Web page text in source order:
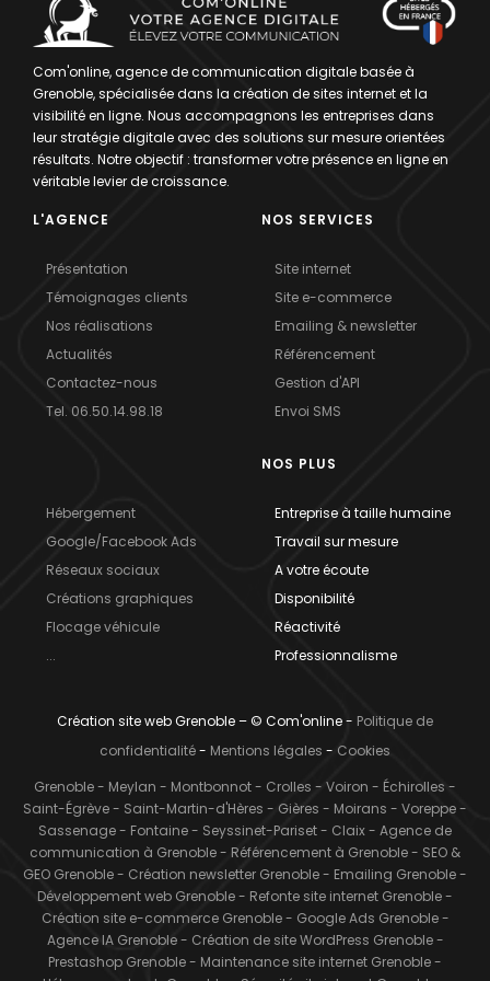
Com'online, agence de communication digitale basée à
Grenoble, spécialisée dans la création de sites internet et la
visibilité en ligne. Nous accompagnons les entreprises dans
leur stratégie digitale avec des solutions sur mesure orientées
résultats. Notre objectif : transformer votre présence en ligne en
véritable levier de croissance.
L'AGENCE
Présentation
Témoignages clients
Nos réalisations
Actualités
Contactez-nous
Tel. 06.50.14.98.18
NOS SERVICES
Site internet
Site e-commerce
Emailing & newsletter
Référencement
Gestion d'API
Envoi SMS
Hébergement
Google/Facebook Ads
Réseaux sociaux
Créations graphiques
Flocage véhicule
...
NOS PLUS
Entreprise à taille humaine
Travail sur mesure
A votre écoute
Disponibilité
Réactivité
Professionnalisme
Création site web Grenoble – © Com'online - Politique de
confidentialité- Mentions légales - Cookies
Grenoble- Meylan - Montbonnot- Crolles - Voiron - Échirolles -
Saint-Égrève- Saint-Martin-d'Hères - Gières - Moirans - Voreppe-
Sassenage- Fontaine- Seyssinet-Pariset- Claix- Agence de
communication à Grenoble- Référencement à Grenoble- SEO &
GEO Grenoble- Création newsletter Grenoble- Emailing Grenoble-
Développement web Grenoble- Refonte site internet Grenoble-
Création site e-commerce Grenoble- Google Ads Grenoble-
Agence IA Grenoble- Création de site WordPress Grenoble-
Prestashop Grenoble- Maintenance site internet Grenoble-